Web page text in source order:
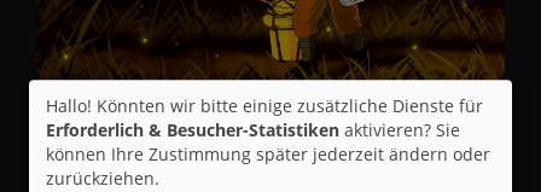
Hallo! Könnten wir bitte einige zusätzliche Dienste für
Erforderlich & Besucher-Statistiken aktivieren? Sie
können Ihre Zustimmung später jederzeit ändern oder
zurückziehen.